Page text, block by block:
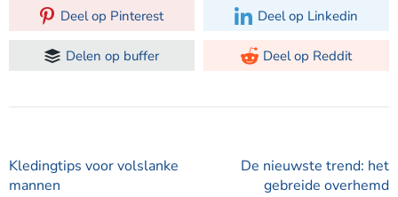
Deel op Pinterest Deel op Linkedin
Delen op buffer Deel op Reddit
Kledingtips voor volslanke
mannen
De nieuwste trend: het
gebreide overhemd